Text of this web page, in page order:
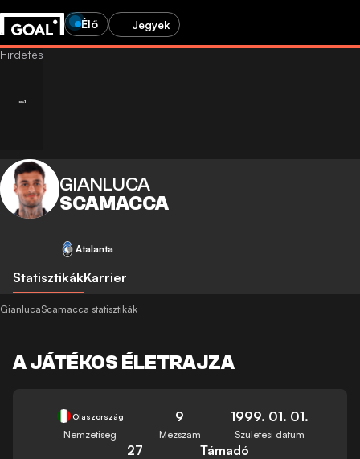
Élő Jegyek
GIANLUCA
SCAMACCA
Atalanta
StatisztikákKarrier
GianlucaScamacca statisztikák
A JÁTÉKOS ÉLETRAJZA
Olaszország
Nemzetiség
9
Mezszám
1999. 01. 01.
Születési dátum
27 Támadó